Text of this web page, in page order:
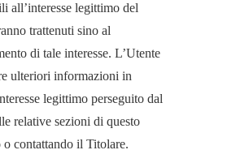
all’interesse legittimo del
trattenuti sino al
di tale interesse. L’Utente
ulteriori informazioni in
legittimo perseguito dal
relative sezioni di questo
o contattando il Titolare.